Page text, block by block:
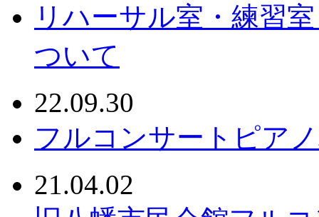
リハーサル室・練習
ついて
22.09.30
フルコンサートピア
21.04.02